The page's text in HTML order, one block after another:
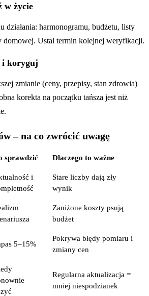
w życie
działania: harmonogramu, budżetu, listy
domowej. Ustal termin kolejnej weryfikacji.
koryguj
zmianie (ceny, przepisy, stan zdrowia)
korekta na początku tańsza jest niż
– na co zwrócić uwagę
sprawdzić Dlaczego to ważne
i
Stare liczby dają zły
wynik
Zaniżone koszty psują
budżet
5–15%
Pokrywa błędy pomiaru i
zmiany cen
Regularna aktualizacja =
mniej niespodzianek